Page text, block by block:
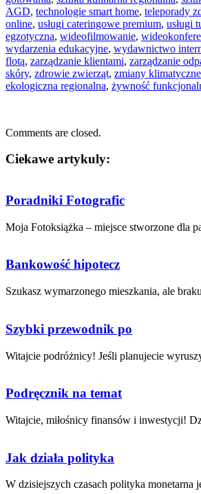
AGD, technologie smart home, teleporady
online, usługi cateringowe premium, usługi
egzotyczna, wideofilmowanie,
wydarzenia edukacyjne, wydawnictwo
flotą, zarządzanie klientami, zarządzanie
skóry, zdrowie zwierząt, zmiany klimatyczne
ekologiczna regionalna, żywność
Comments are closed.
Ciekawe artykuly:
Poradniki Fotografic
Moja Fotoksiążka – miejsce stworzone dla
Bankowość hipotecz
Szukasz⁣ wymarzonego mieszkania, ale
Szybki przewodnik po
Witajcie podróżnicy! Jeśli planujecie
Podręcznik na temat
Witajcie,‌ miłośnicy ⁣finansów i inwestycji!
Jak działa polityka
W dzisiejszych czasach ​polityka monetarna